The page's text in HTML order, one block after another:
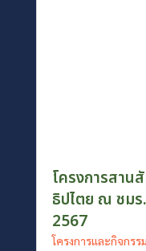
โครงการสา
ธิปไตย ณ ชมร
2567
โครงการและกิจกรรม